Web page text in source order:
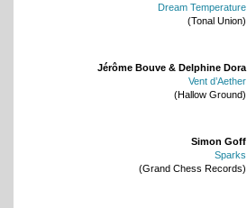
Dream Temperature
(Tonal Union)
Jérôme Bouve & Delphine Dora
Vent d’Aether
(Hallow Ground)
Simon Goff
Sparks
(Grand Chess Records)